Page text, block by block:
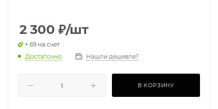
2 300 ₽/шт
+ 69 на счет
Достаточно
Нашли дешевле?
В КОРЗИНУ